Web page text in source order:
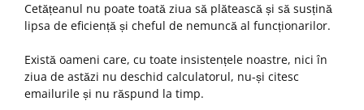
Cetățeanul nu poate toată ziua să plătească și să susțină
lipsa de eficiență și cheful de nemuncă al funcționarilor.
Există oameni care, cu toate insistențele noastre, nici în
ziua de astăzi nu deschid calculatorul, nu-și citesc
emailurile și nu răspund la timp.